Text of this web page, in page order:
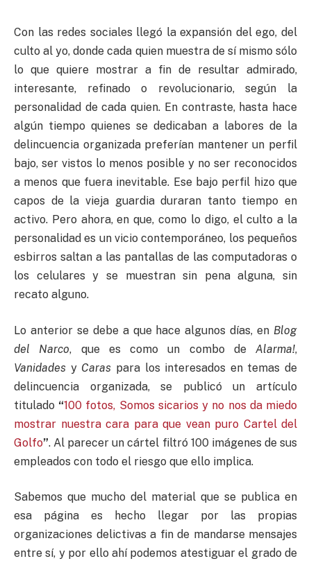
Con las redes sociales llegó la expansión del ego, del
culto al yo, donde cada quien muestra de sí mismo sólo
lo que quiere mostrar a fin de resultar admirado,
interesante, refinado o revolucionario, según la
personalidad de cada quien. En contraste, hasta hace
algún tiempo quienes se dedicaban a labores de la
delincuencia organizada preferían mantener un perfil
bajo, ser vistos lo menos posible y no ser reconocidos
a menos que fuera inevitable. Ese bajo perfil hizo que
capos de la vieja guardia duraran tanto tiempo en
activo. Pero ahora, en que, como lo digo, el culto a la
personalidad es un vicio contemporáneo, los pequeños
esbirros saltan a las pantallas de las computadoras o
los celulares y se muestran sin pena alguna, sin
recato alguno.
Lo anterior se debe a que hace algunos días, en Blog
del Narco, que es como un combo de Alarma!,
Vanidades y Caras para los interesados en temas de
delincuencia organizada, se publicó un artículo
titulado “100 fotos, Somos sicarios y no nos da miedo
mostrar nuestra cara para que vean puro Cartel del
Golfo”. Al parecer un cártel filtró 100 imágenes de sus
empleados con todo el riesgo que ello implica.
Sabemos que mucho del material que se publica en
esa página es hecho llegar por las propias
organizaciones delictivas a fin de mandarse mensajes
entre sí, y por ello ahí podemos atestiguar el grado de